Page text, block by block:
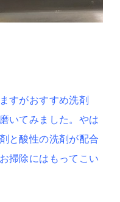
すがおすすめ洗剤
いてみました。やは
と酸性の洗剤が配合
掃除にはもってこい